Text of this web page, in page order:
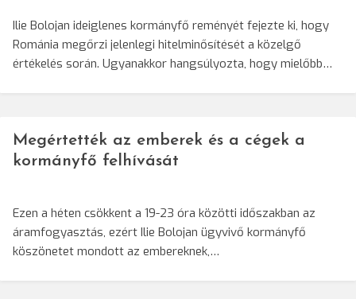
Ilie Bolojan ideiglenes kormányfő reményét fejezte ki, hogy
Románia megőrzi jelenlegi hitelminősítését a közelgő
értékelés során. Ugyanakkor hangsúlyozta, hogy mielőbb…
Megértették az emberek és a cégek a
kormányfő felhívását
Ezen a héten csökkent a 19-23 óra közötti időszakban az
áramfogyasztás, ezért Ilie Bolojan ügyvivő kormányfő
köszönetet mondott az embereknek,…